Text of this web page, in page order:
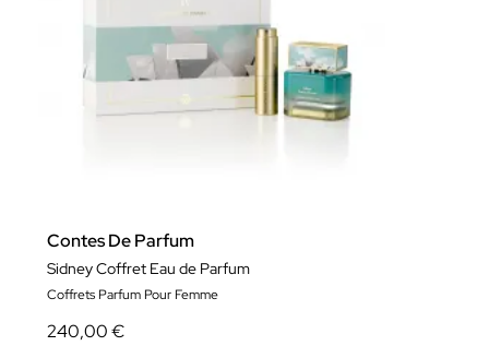
Contes De Parfum
Sidney Coffret Eau de Parfum
Coffrets Parfum Pour Femme
240,00 €